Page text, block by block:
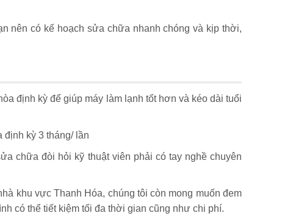
nên có kế hoạch sửa chữa nhanh chóng và kịp thời,
định kỳ để giúp máy làm lạnh tốt hơn và kéo dài tuổi
định kỳ 3 tháng/ lần
chữa đòi hỏi kỹ thuật viên phải có tay nghề chuyên
khu vực Thanh Hóa, chúng tôi còn mong muốn đem
có thể tiết kiệm tối đa thời gian cũng như chi phí.